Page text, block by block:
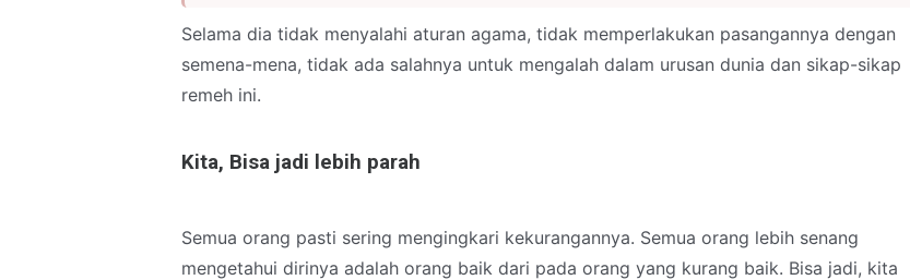
Selama dia tidak menyalahi aturan agama, tidak memperlakukan pasangannya dengan
semena-mena, tidak ada salahnya untuk mengalah dalam urusan dunia dan sikap-sikap
remeh ini.
Kita, Bisa jadi lebih parah
Semua orang pasti sering mengingkari kekurangannya. Semua orang lebih senang
mengetahui dirinya adalah orang baik dari pada orang yang kurang baik. Bisa jadi, kita